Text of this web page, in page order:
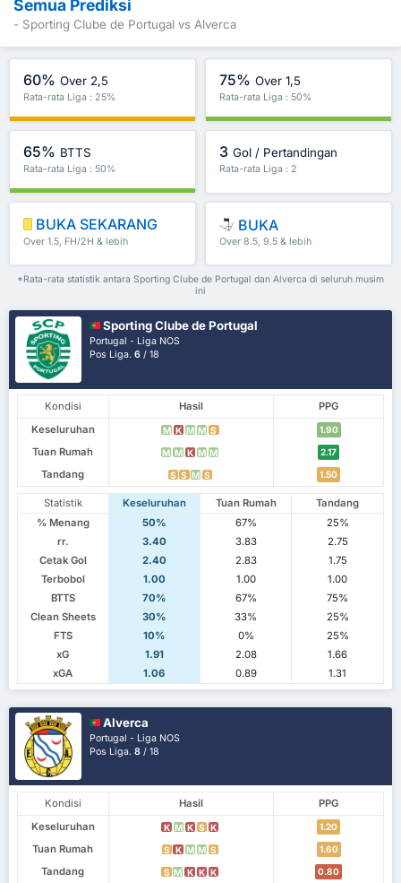
Semua Prediksi
- Sporting Clube de Portugal vs Alverca
60% Over 2,5
Rata-rata Liga : 25%
75% Over 1,5
Rata-rata Liga : 50%
65% BTTS
Rata-rata Liga : 50%
3 Gol / Pertandingan
Rata-rata Liga : 2
BUKA SEKARANG
Over 1.5, FH/2H & lebih
BUKA
Over 8.5, 9.5 & lebih
*Rata-rata statistik antara Sporting Clube de Portugal dan Alverca di seluruh musim
ini
Sporting Clube de Portugal
Portugal - Liga NOS
Pos Liga.6 / 18
Kondisi Hasil
PPG
Keseluruhan
M K M M S 1.90
Tuan Rumah M M K M M 2.17
Tandang S S M S 1.50
Statistik Keseluruhan Tuan Rumah
Tandang
% Menang
50% 67%
25%
rr.
3.40 3.83
2.75
Cetak Gol
2.40 2.83
1.75
Terbobol
1.00 1.00
1.00
BTTS
70% 67%
75%
Clean Sheets
30% 33%
25%
FTS
10% 0%
25%
xG
1.91 2.08
1.66
xGA
1.06 0.89 1.31
Alverca
Portugal - Liga NOS
Pos Liga.8 / 18
Kondisi Hasil
PPG
Keseluruhan
K M K S K 1.20
Tuan Rumah S K M M S 1.60
Tandang S M K K K 0.80